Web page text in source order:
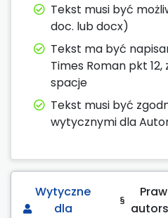
Tekst musi być
doc. lub docx)
Tekst ma być
Times Roman pkt
spacje
Tekst musi być
wytycznymi dla
Wytyczne
dla